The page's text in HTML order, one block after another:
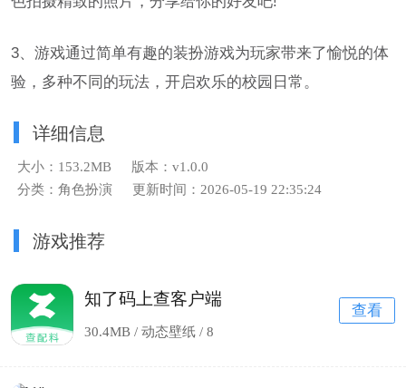
3、游戏通过简单有趣的装扮游戏为玩家带来了愉悦的体
验，多种不同的玩法，开启欢乐的校园日常。
详细信息
大小：153.2MB
版本：v1.0.0
分类：角色扮演
更新时间：2026-05-19 22:35:24
游戏推荐
知了码上查客户端
30.4MB / 动态壁纸 /8
查看